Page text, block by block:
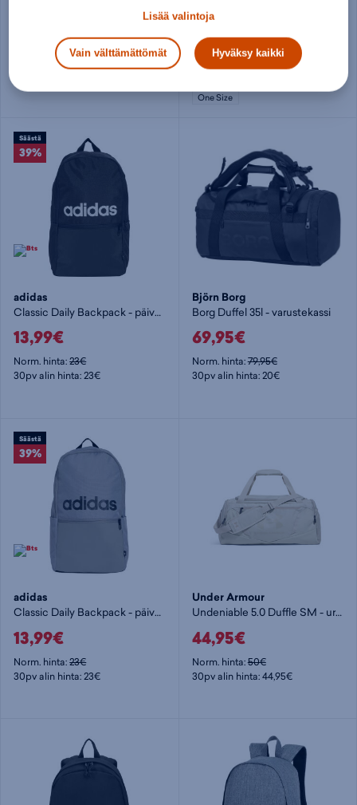
Core New Backpack - päiväreppu
34,95€
Norm. hinta:
39,95€
26,99€
Norm. hinta:37,99€
One Size
Säästä
39%
adidas
Classic Daily Backpack - päiväreppu
13,99€
Norm. hinta:23€
30pv alin hinta: 23€
Björn Borg
Borg Duffel 35l - varustekassi
69,95€
Norm. hinta:79,95€
30pv alin hinta: 20€
Säästä
39%
adidas
Classic Daily Backpack - päiväreppu
13,99€
Norm. hinta:23€
30pv alin hinta: 23€
Under Armour
Undeniable 5.0 Duffle SM - urheilukassi
44,95€
Norm. hinta:50€
30pv alin hinta: 44,95€
Lisää valintoja
Vain välttämättömät Hyväksy kaikki